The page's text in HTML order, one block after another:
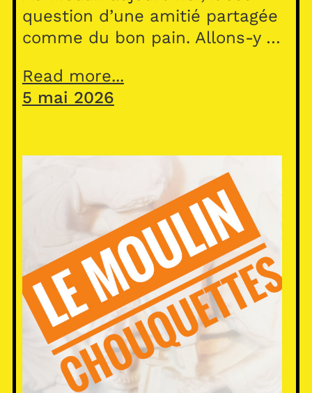
question d’une amitié partagée
comme du bon pain. Allons-y …
Read more...
5 mai 2026